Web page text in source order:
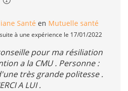
Santé en Mutuelle santé
à une expérience le 17/01/2022
pour ma résiliation
a la CMU . Personne :
très grande politesse .
A LUI .